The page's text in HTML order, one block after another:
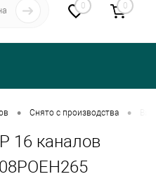
0 0
• Снято с производства •
16 каналов